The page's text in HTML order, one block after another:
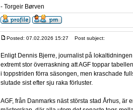
- Torgeir Børven
Posted: 07.02.2026 15:27 Post subject:
Enligt Dennis Bjerre, journalist på
extremt stor överraskning att AGF toppar
i toppstriden förra säsongen, men kraschade
slutade sist efter sju raka förluster.
AGF, från Danmarks näst största stad Århus, är